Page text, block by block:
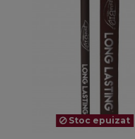
favorite_border
Stoc epuizat